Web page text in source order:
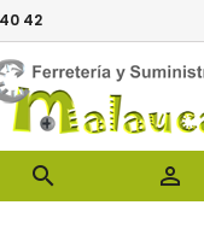
42
 